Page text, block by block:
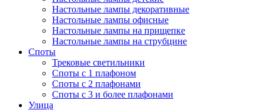
Настольные лампы декоративные
Настольные лампы офисные
Настольные лампы на прищепке
Настольные лампы на струбцине
Споты
Трековые светильники
Споты с 1 плафоном
Споты с 2 плафонами
Споты с 3 и более плафонами
Улица